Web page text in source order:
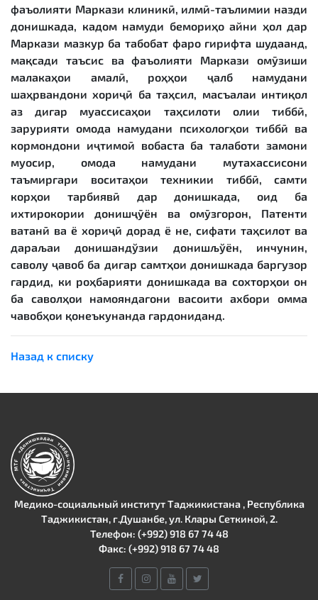
фаъолияти Маркази клиникӣ, илмӣ-таълимии назди
донишкада, кадом намуди бемориҳо айни ҳол дар
Маркази мазкур ба табобат фаро гирифта шудаанд,
мақсади таъсис ва фаъолияти Маркази омӯзиши
малакаҳои амалӣ, роҳҳои ҷалб намудани
шаҳрвандони хориҷӣ ба таҳсил, масъалаи интиқол
аз дигар муассисаҳои таҳсилоти олии тиббӣ,
зарурияти омода намудани психологҳои тиббӣ ва
кормондони иҷтимоӣ вобаста ба талаботи замони
муосир, омода намудани мутахассисони
таъмиргари воситаҳои техникии тиббӣ, самти
корҳои тарбиявӣ дар донишкада, оид ба
ихтирокории донишҷӯён ва омӯзгорон, Патенти
ватанӣ ва ё хориҷӣ дорад ё не, сифати таҳсилот ва
дараљаи донишандўзии донишљўён, инчунин,
саволу ҷавоб ба дигар самтҳои донишкада баргузор
гардид, ки роҳбарияти донишкада ва сохторҳои он
ба саволҳои намояндагони васоити ахбори омма
чавобҳои қонеъкунанда гардониданд.
Назад к списку
Медико-социальный институт Таджикистана , Республика
Таджикистан, г.Душанбе, ул. Клары Сеткиной, 2.
Телефон: (+992) 918 67 74 48
Факс: (+992) 918 67 74 48